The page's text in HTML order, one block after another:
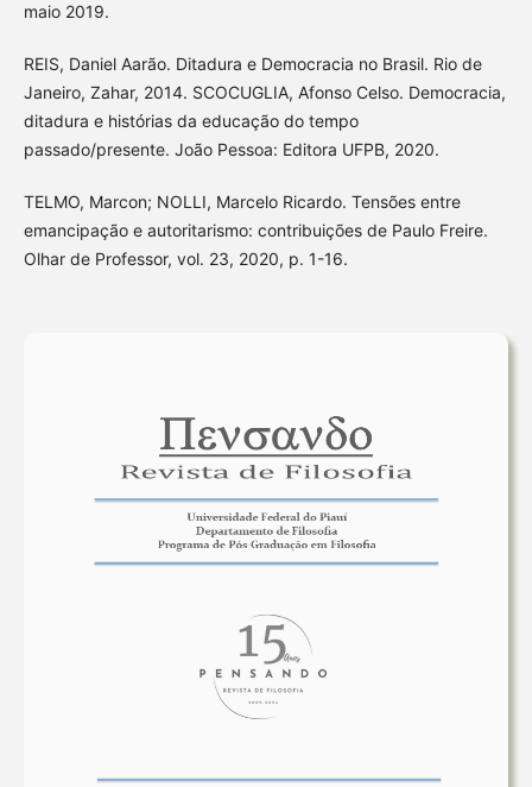
maio 2019.
REIS, Daniel Aarão. Ditadura e Democracia no Brasil. Rio de
Janeiro, Zahar, 2014. SCOCUGLIA, Afonso Celso. Democracia,
ditadura e histórias da educação do tempo
passado/presente. João Pessoa: Editora UFPB, 2020.
TELMO, Marcon; NOLLI, Marcelo Ricardo. Tensões entre
emancipação e autoritarismo: contribuições de Paulo Freire.
Olhar de Professor, vol. 23, 2020, p. 1-16.